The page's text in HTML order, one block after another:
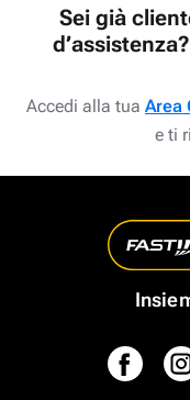
Sei già
Accedi alla tua Area
e ti